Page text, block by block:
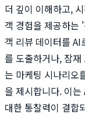
더 깊이 이해하고,
객 경험을 제공하는
객 리뷰 데이터를 AI
를 도출하거나, 잠
는 마케팅 시나리오
을 제시합니다. 이
대한 통찰력이 결합